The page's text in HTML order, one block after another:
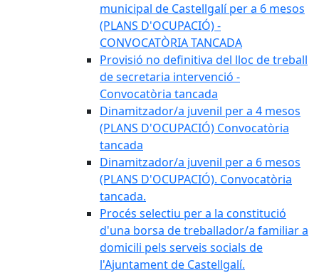
municipal de Castellgalí per a 6 mesos
(PLANS D'OCUPACIÓ) -
CONVOCATÒRIA TANCADA
Provisió no definitiva del lloc de treball
de secretaria intervenció -
Convocatòria tancada
Dinamitzador/a juvenil per a 4 mesos
(PLANS D'OCUPACIÓ) Convocatòria
tancada
Dinamitzador/a juvenil per a 6 mesos
(PLANS D'OCUPACIÓ). Convocatòria
tancada.
Procés selectiu per a la constitució
d'una borsa de treballador/a familiar a
domicili pels serveis socials de
l'Ajuntament de Castellgalí.